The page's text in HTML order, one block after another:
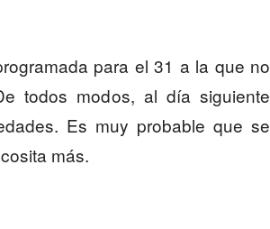
para el 31 a la que no
todos modos, al día siguiente
Es muy probable que se
más.